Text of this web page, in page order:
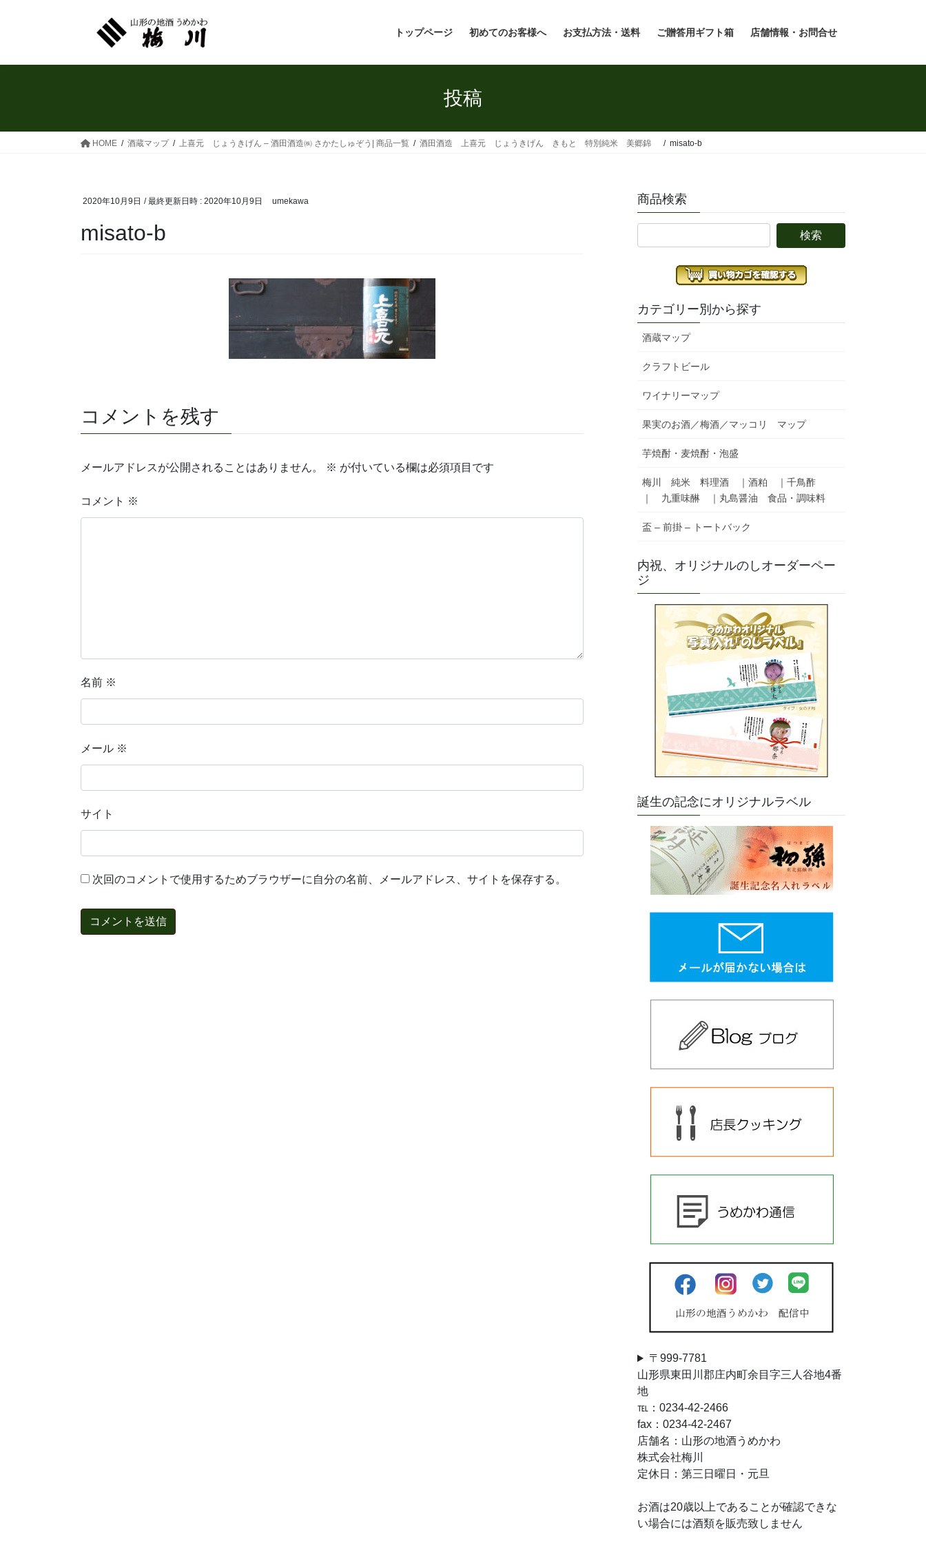
トップページ 初めてのお客様へ お支払方法・送料 ご贈答用ギフト箱 店舗情報・お問合せ
投稿
HOME 酒蔵マップ 上喜元 じょうきげん – 酒田酒造㈱ さかたしゅぞう| 商品一覧 酒田酒造 上喜元 じょうきげん きもと 特別純米 美郷錦 misato-b
2020年10月9日 / 最終更新日時 : 2020年10月9日 umekawa
misato-b
コメントを残す
メールアドレスが公開されることはありません。 ※ が付いている欄は必須項目です
コメント ※
名前 ※
メール ※
サイト
次回のコメントで使用するためブラウザーに自分の名前、メールアドレス、サイトを保存する。
商品検索
カテゴリー別から探す
酒蔵マップ
クラフトビール
ワイナリーマップ
果実のお酒／梅酒／マッコリ マップ
芋焼酎・麦焼酎・泡盛
梅川 純米 料理酒 ｜酒粕 ｜千鳥酢
｜ 九重味醂 ｜丸島醤油 食品・調味料
盃 – 前掛 – トートバック
内祝、オリジナルのしオーダーペー
ジ
誕生の記念にオリジナルラベル
〒999-7781
山形県東田川郡庄内町余目字三人谷地4番
地
℡：0234-42-2466
fax：0234-42-2467
店舗名：山形の地酒うめかわ
株式会社梅川
定休日：第三日曜日・元旦
お酒は20歳以上であることが確認できな
い場合には酒類を販売致しません